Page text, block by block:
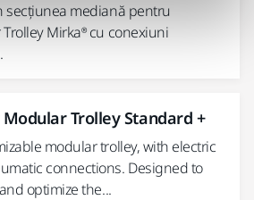
secțiunea mediană pentru
Mirka® cu conexiuni
Trolley Standard +
modular trolley, with electric
connections. Designed to
optimize the...